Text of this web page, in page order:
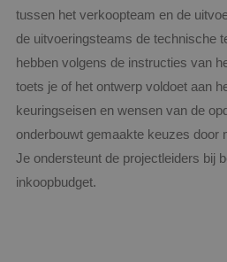
tussen het verkoopteam en de
de uitvoeringsteams de technische
hebben volgens de instructies van
toets je of het ontwerp voldoet aan
keuringseisen en wensen van de
onderbouwt gemaakte keuzes door
Je ondersteunt de projectleiders bij
inkoopbudget.